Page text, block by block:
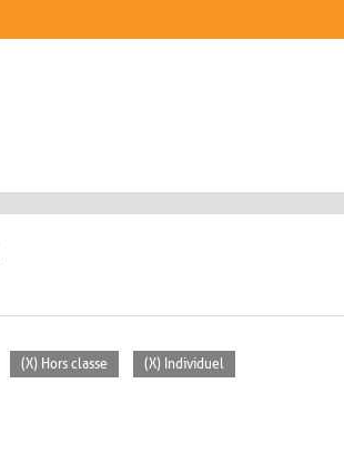
(X) Hors classe (X) Individuel